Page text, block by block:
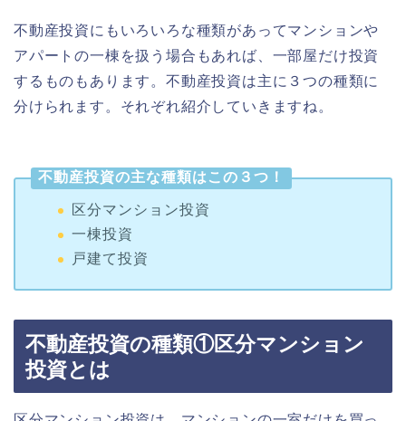
不動産投資にもいろいろな種類があってマンションや
アパートの一棟を扱う場合もあれば、一部屋だけ投資
するものもあります。不動産投資は主に３つの種類に
分けられます。それぞれ紹介していきますね。
不動産投資の主な種類はこの３つ！
区分マンション投資
一棟投資
戸建て投資
不動産投資の種類①区分マンション
投資とは